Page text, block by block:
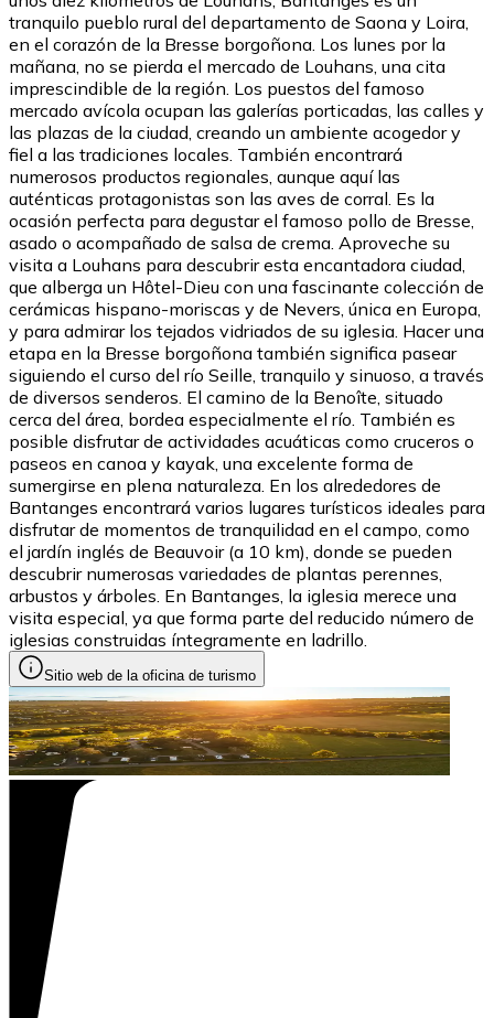
tranquilo pueblo rural del departamento de Saona y Loira,
en el corazón de la Bresse borgoñona. Los lunes por la
mañana, no se pierda el mercado de Louhans, una cita
imprescindible de la región. Los puestos del famoso
mercado avícola ocupan las galerías porticadas, las calles y
las plazas de la ciudad, creando un ambiente acogedor y
fiel a las tradiciones locales. También encontrará
numerosos productos regionales, aunque aquí las
auténticas protagonistas son las aves de corral. Es la
ocasión perfecta para degustar el famoso pollo de Bresse,
asado o acompañado de salsa de crema. Aproveche su
visita a Louhans para descubrir esta encantadora ciudad,
que alberga un Hôtel-Dieu con una fascinante colección de
cerámicas hispano-moriscas y de Nevers, única en Europa,
y para admirar los tejados vidriados de su iglesia. Hacer una
etapa en la Bresse borgoñona también significa pasear
siguiendo el curso del río Seille, tranquilo y sinuoso, a través
de diversos senderos. El camino de la Benoîte, situado
cerca del área, bordea especialmente el río. También es
posible disfrutar de actividades acuáticas como cruceros o
paseos en canoa y kayak, una excelente forma de
sumergirse en plena naturaleza. En los alrededores de
Bantanges encontrará varios lugares turísticos ideales para
disfrutar de momentos de tranquilidad en el campo, como
el jardín inglés de Beauvoir (a 10 km), donde se pueden
descubrir numerosas variedades de plantas perennes,
arbustos y árboles. En Bantanges, la iglesia merece una
visita especial, ya que forma parte del reducido número de
iglesias construidas íntegramente en ladrillo.
Sitio web de la oficina de turismo